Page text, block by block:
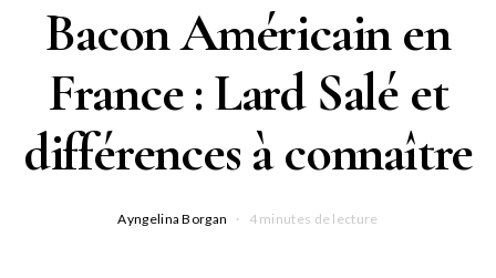
Bacon Américain en
France : Lard Salé et
différences à connaître
Ayngelina Borgan 4 minutes de lecture